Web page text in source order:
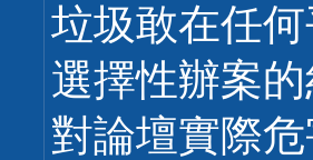
垃圾敢在任
選擇性辦案
對論壇實際